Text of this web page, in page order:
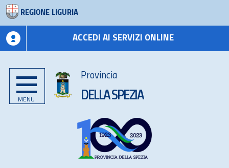
REGIONE LIGURIA
ACCEDI AI SERVIZI ONLINE
MENU
Provincia
DELLA SPEZIA